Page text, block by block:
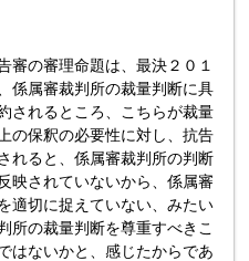
審の審理命題は、最決２０１
係属審裁判所の裁量判断に具
されるところ、こちらが裁量
の保釈の必要性に対し、抗告
れると、係属審裁判所の判断
映されていないから、係属審
適切に捉えていない、みたい
所の裁量判断を尊重すべきこ
はないかと、感じたからであ